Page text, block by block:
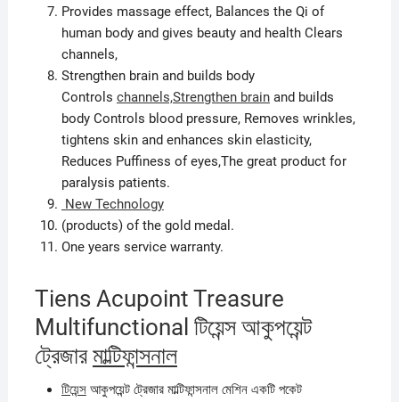
Provides massage effect, Balances the Qi of
human body and gives beauty and health Clears
channels,
Strengthen brain and builds body
Controls channels,Strengthen brainand builds
body Controls blood pressure, Removes wrinkles,
tightens skin and enhances skin elasticity,
Reduces Puffiness of eyes,The great product for
paralysis patients.
New Technology
(products) of the gold medal.
One years service warranty.
Tiens Acupoint Treasure
Multifunctional টিয়েন্স আকুপয়েন্ট
ট্রেজারমাল্টিফান্সনাল
টিয়েন্সআকুপয়েন্ট ট্রেজার মাল্টিফান্সনাল মেশিন একটি পকেট